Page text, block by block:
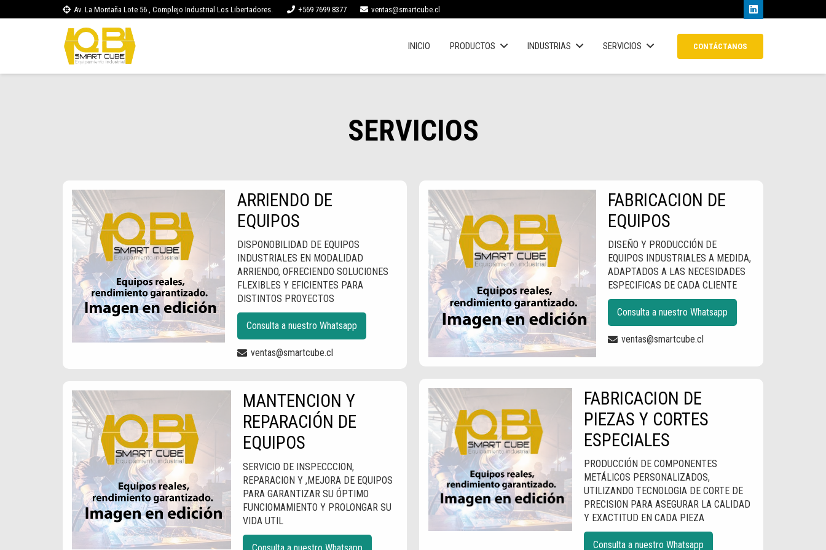
Av. La Montaña Lote 56 , Complejo Industrial Los Libertadores. +569 7699 8377 ventas@smartcube.cl
INICIO PRODUCTOS INDUSTRIAS SERVICIOS CONTÁCTANOS
SERVICIOS
ARRIENDO DE
EQUIPOS
DISPONOBILIDAD DE EQUIPOS
INDUSTRIALES EN MODALIDAD
ARRIENDO, OFRECIENDO SOLUCIONES
FLEXIBLES Y EFICIENTES PARA
DISTINTOS PROYECTOS
Consulta a nuestro Whatsapp
ventas@smartcube.cl
FABRICACION DE
EQUIPOS
DISEÑO Y PRODUCCIÓN DE
EQUIPOS INDUSTRIALES A MEDIDA,
ADAPTADOS A LAS NECESIDADES
ESPECIFICAS DE CADA CLIENTE
Consulta a nuestro Whatsapp
ventas@smartcube.cl
FABRICACION DE
PIEZAS Y CORTES
ESPECIALES
PRODUCCIÓN DE COMPONENTES
METÁLICOS PERSONALIZADOS,
UTILIZANDO TECNOLOGIA DE CORTE DE
PRECISION PARA ASEGURAR LA CALIDAD
Y EXACTITUD EN CADA PIEZA
Consulta a nuestro Whatsapp
MANTENCION Y
REPARACIÓN DE
EQUIPOS
SERVICIO DE INSPECCCION,
REPARACION Y ,MEJORA DE EQUIPOS
PARA GARANTIZAR SU ÓPTIMO
FUNCIOMAMIENTO Y PROLONGAR SU
VIDA UTIL